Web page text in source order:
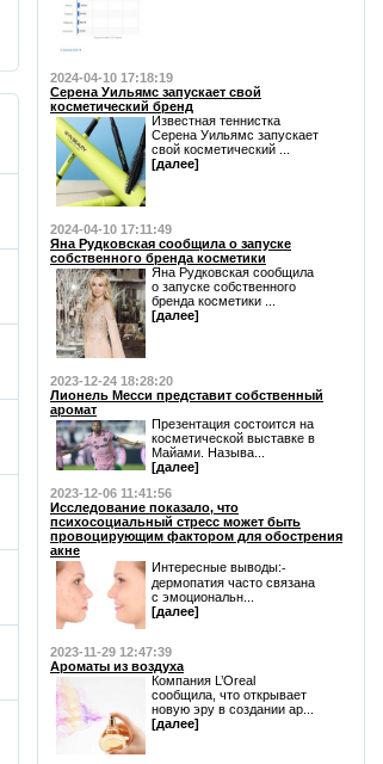
2024-04-10 17:18:19
Серена Уильямс запускает свой
косметический бренд
Известная теннистка
Серена Уильямс запускает
свой косметический ...
[далее]
2024-04-10 17:11:49
Яна Рудковская сообщила о запуске
собственного бренда косметики
Яна Рудковская сообщила
о запуске собственного
бренда косметики ...
[далее]
2023-12-24 18:28:20
Лионель Месси представит собственный
аромат
Презентация состоится на
косметической выставке в
Майами. Называ...
[далее]
2023-12-06 11:41:56
Исследование показало, что
психосоциальный стресс может быть
провоцирующим фактором для обострения
акне
Интересные выводы:⁃
дермопатия часто связана
с эмоциональн...
[далее]
2023-11-29 12:47:39
Ароматы из воздуха
Компания L’Oreal
сообщила, что открывает
новую эру в создании ар...
[далее]